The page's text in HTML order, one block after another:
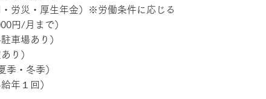
・労災・厚生年金）※労働条件に応じる
円/月まで）
車場あり）
り）
季・冬季）
年１回）